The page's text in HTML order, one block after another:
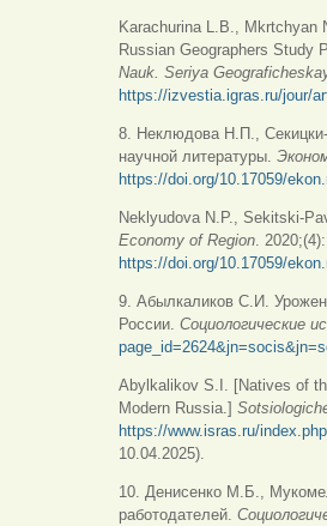
Karachurina L.B., Mkrtchyan
Russian Geographers Study
Nauk. Seriya
https://izvestia.igras.ru/jour/
8. Неклюдова Н.П.,
научной литературы.
https://doi.org/10.17059/
Neklyudova N.P., Sekitski-
Economy of Region.
https://doi.org/10.17059/
9. Абылкаликов С.И.
России. Социологические
Abylkalikov S.I. [Natives of
Modern Russia.]
https://www.isras.ru/
10.04.2025).
10. Денисенко М.Б.,
работодателей.